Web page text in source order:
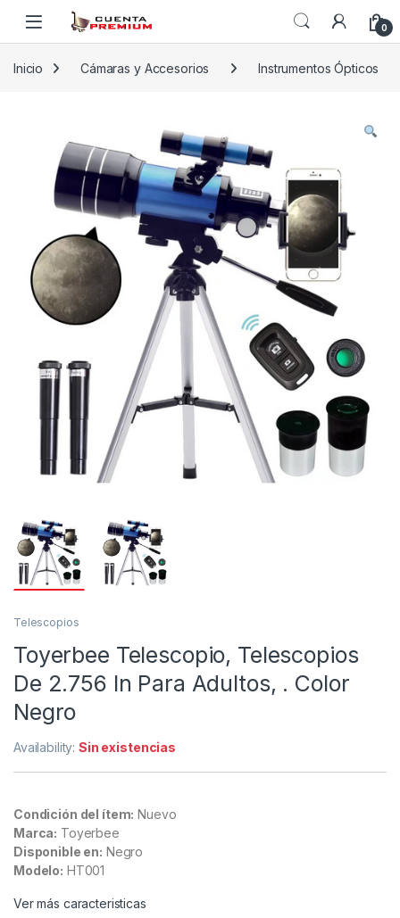
Skip to navigation
Skip to content
0
Inicio Cámaras y Accesorios Instrumentos Ópticos
Telescopios
Toyerbee Telescopio, Telescopios
De 2.756 In Para Adultos, . Color
Negro
Availability:Sin existencias
Condición del ítem: Nuevo
Marca: Toyerbee
Disponible en: Negro
Modelo: HT001
Ver más caracteristicas